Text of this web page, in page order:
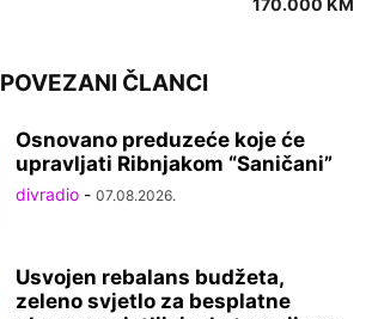
170.000 KM
POVEZANI ČLANCI
Osnovano preduzeće koje će
upravljati Ribnjakom “Saničani”
divradio - 07.08.2026.
Usvojen rebalans budžeta,
zeleno svjetlo za besplatne